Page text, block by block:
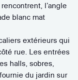
l’angle
blanc mat
extérieurs qui
rue. Les entrées
halls, sobres,
du jardin sur